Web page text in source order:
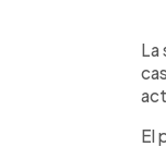
La
El